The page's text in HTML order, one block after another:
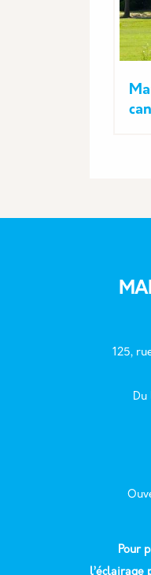
125,
Du
Pour
l’éclairage